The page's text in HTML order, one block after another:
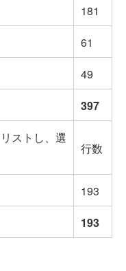
181
61
49
397
ストし、選
行数
193
193